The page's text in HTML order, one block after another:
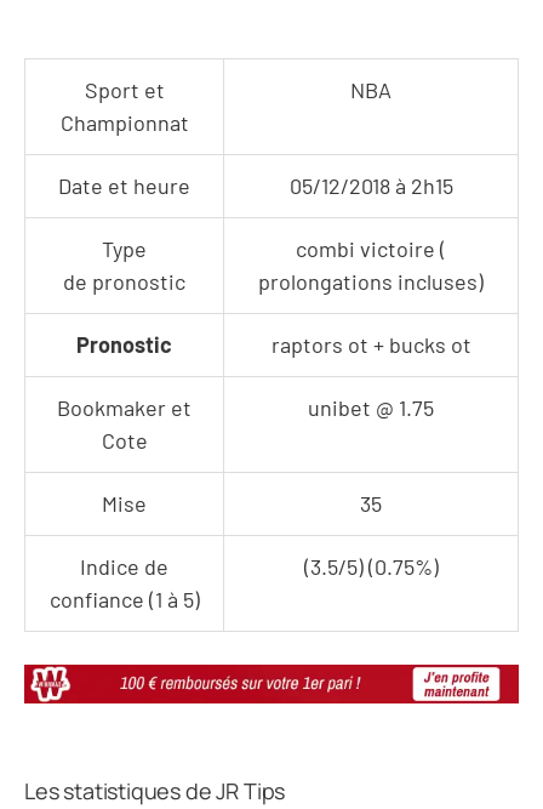
Sport et
Championnat
NBA
Date et heure 05/12/2018 à 2h15
Type
de pronostic
combi victoire (
prolongations incluses)
Pronostic raptors ot + bucks ot
Bookmaker et
Cote
unibet @ 1.75
Mise 35
Indice de
confiance (1 à 5)
(3.5/5) (0.75%)
Les statistiques de JR Tips